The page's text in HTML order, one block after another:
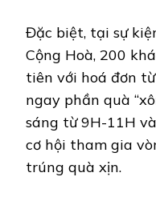
Đặc biệt, tại sự
Cộng Hoà, 200
tiên với hoá đơn
ngay phần quà
sáng từ 9H-11H
cơ hội tham gia
trúng quà xịn.